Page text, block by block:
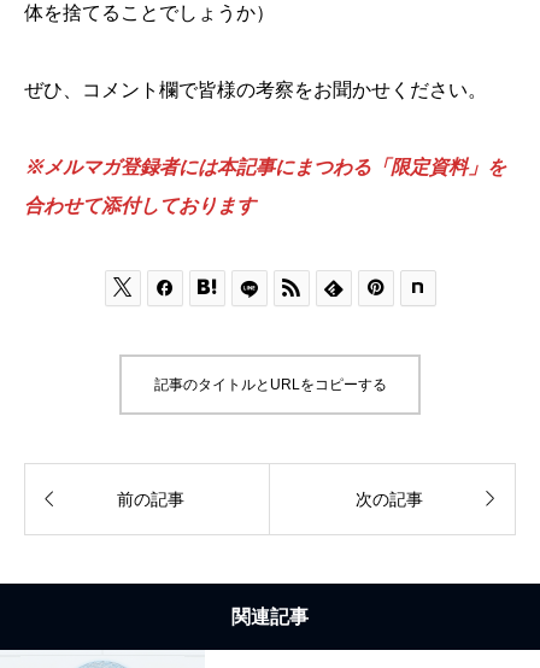
体を捨てることでしょうか）
ぜひ、コメント欄で皆様の考察をお聞かせください。
※メルマガ登録者には本記事にまつわる「限定資料」を
合わせて添付しております
     
記事のタイトルとURLをコピーする
 前の記事 次の記事 
関連記事